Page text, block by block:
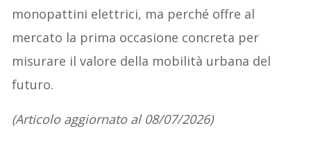
monopattini elettrici, ma perché offre al
mercato la prima occasione concreta per
misurare il valore della mobilità urbana del
futuro.
(Articolo aggiornato al 08/07/2026)